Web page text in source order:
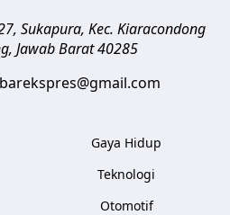
Sukapura, Kec. Kiaracondong
, Jawab Barat 40285
Gaya Hidup
Teknologi
Otomotif